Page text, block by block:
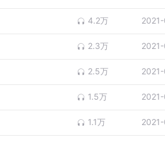
4.2万
2.3万
2.5万
1.5万
1.1万